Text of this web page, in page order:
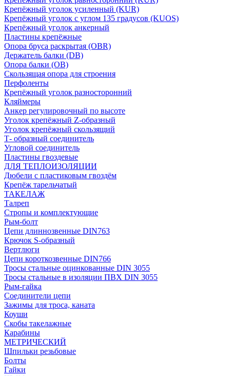
Крепёжный уголок усиленный (KUR)
Крепёжный уголок с углом 135 градусов (KUOS)
Крепёжный уголок анкерный
Пластины крепёжные
Опора бруса раскрытая (OBR)
Держатель балки (DB)
Опора балки (ОВ)
Скользящая опора для строения
Перфоленты
Крепёжный уголок разносторонний
Кляймеры
Анкер регулировочный по высоте
Уголок крепёжный Z-образный
Уголок крепёжный скользящий
Т- образный соединитель
Угловой соединитель
Пластины гвоздевые
ДЛЯ ТЕПЛОИЗОЛЯЦИИ
Дюбели с пластиковым гвоздём
Крепёж тарельчатый
ТАКЕЛАЖ
Талреп
Стропы и комплектующие
Рым-болт
Цепи длиннозвенные DIN763
Крючок S-образный
Вертлюги
Цепи короткозвенные DIN766
Тросы стальные оцинкованные DIN 3055
Тросы стальные в изоляции ПВХ DIN 3055
Рым-гайка
Соединители цепи
Зажимы для троса, каната
Коуши
Скобы такелажные
Карабины
МЕТРИЧЕСКИЙ
Шпильки резьбовые
Болты
Гайки